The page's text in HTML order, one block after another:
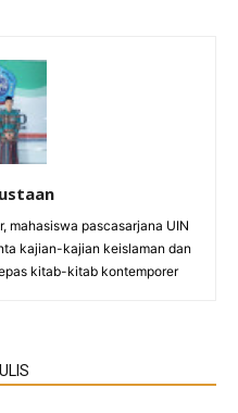
mahasiswa pascasarjana UIN
kajian-kajian keislaman dan
kitab-kitab kontemporer